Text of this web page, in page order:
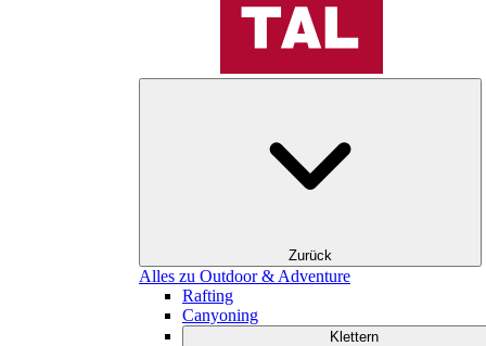
Zurück
Alles zu Outdoor & Adventure
Rafting
Canyoning
Klettern